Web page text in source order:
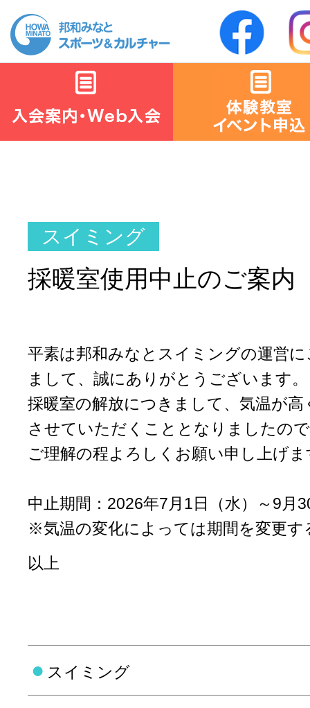
採暖室使用中止のご案内
平素は邦和みなとスイミングの運営
まして、誠にありがとうございます。
採暖室の解放につきまして、気温が
させていただくこととなりましたの
ご理解の程よろしくお願い申し上げま
中止期間：2026年7月1日（水）～9月
※気温の変化によっては期間を変更す
以上